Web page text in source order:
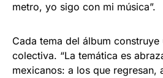
metro, yo sigo con mi música”.
Cada tema del álbum construye
colectiva. “La temática es
mexicanos: a los que regresan,